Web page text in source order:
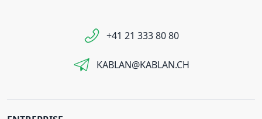
+41 21 333 80 80
KABLAN@KABLAN.CH